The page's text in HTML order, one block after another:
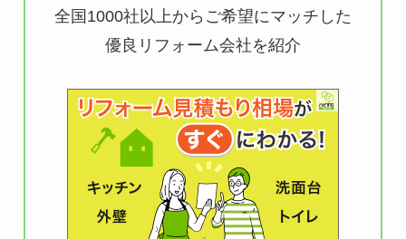
全国1000社以上からご希望にマッチした
優良リフォーム会社を紹介